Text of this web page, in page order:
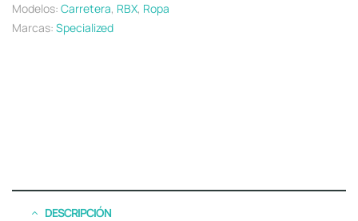
Modelos: Carretera, RBX, Ropa
Marcas: Specialized
DESCRIPCIÓN